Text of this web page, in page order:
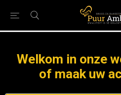
Welkom in onze
of maak uw